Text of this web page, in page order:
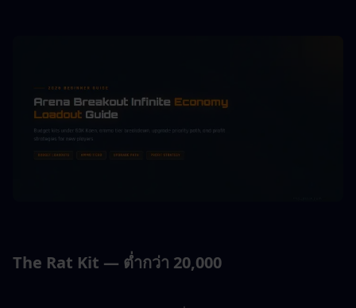
The Rat Kit — ต่ำกว่า 20,000